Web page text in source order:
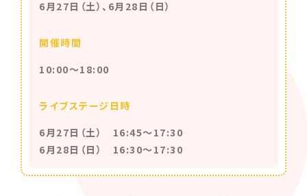
6月27日（土）、6月28日（日）
開催時間
10:00～18:00
ライブステージ日時
6月27日（土） 16:45～17:30
6月28日（日） 16:30～17:30